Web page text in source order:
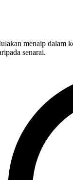
menaip dalam
senarai.